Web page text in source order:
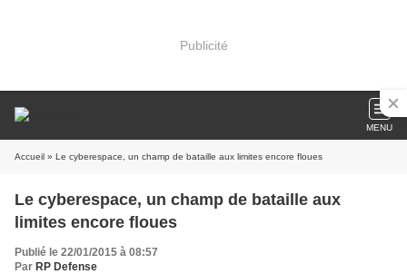
Publicité
MENU
Accueil » Le cyberespace, un champ de bataille aux limites encore floues
Le cyberespace, un champ de bataille aux
limites encore floues
Publié le 22/01/2015 à 08:57
Par RP Defense